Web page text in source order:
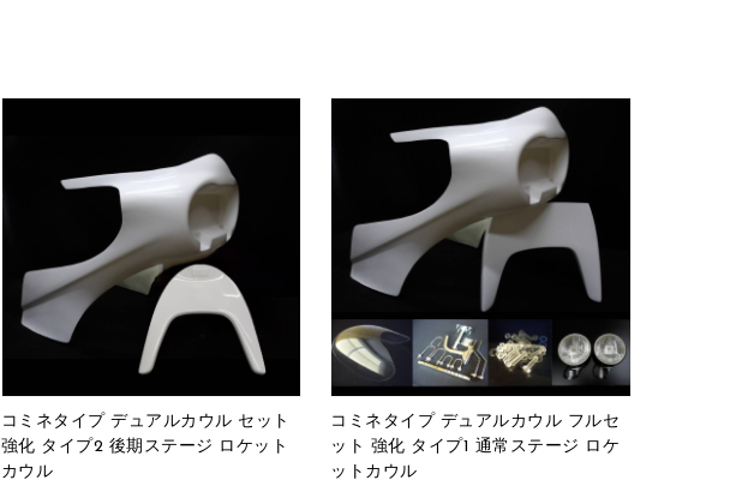
コミネタイプ デュアルカウル セット
強化 タイプ2 後期ステージ ロケット
カウル
コミネタイプ デュアルカウル フルセ
ット 強化 タイプ1 通常ステージ ロケ
ットカウル